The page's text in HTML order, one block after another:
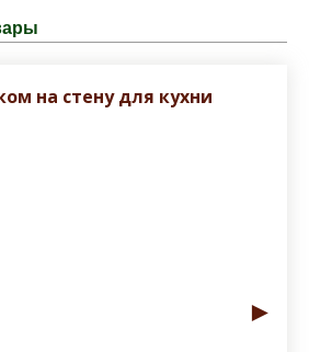
на стену для кухни
►